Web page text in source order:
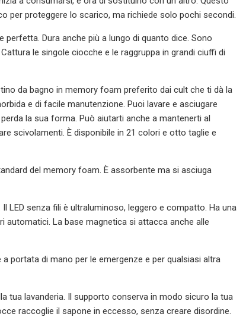
per proteggere lo scarico, ma richiede solo pochi secondi.
perfetta. Dura anche più a lungo di quanto dice. Sono
le singole ciocche e le raggruppa in grandi ciuffi di
da bagno in memory foam preferito dai cult che ti dà la
e di facile manutenzione. Puoi lavare e asciugare
la sua forma. Può aiutarti anche a mantenerti al
scivolamenti. È disponibile in 21 colori e otto taglie e
del memory foam. È assorbente ma si asciuga
LED senza fili è ultraluminoso, leggero e compatto. Ha una
automatici. La base magnetica si attacca anche alle
portata di mano per le emergenze e per qualsiasi altra
tua lavanderia. Il supporto conserva in modo sicuro la tua
raccoglie il sapone in eccesso, senza creare disordine.